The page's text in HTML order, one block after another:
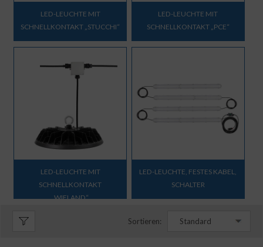
LED-LEUCHTE MIT
SCHNELLKONTAKT „STUCCHI“
LED-LEUCHTE MIT
SCHNELLKONTAKT „PCE“
LED-LEUCHTE MIT
SCHNELLKONTAKT
„WIELAND“
LED-LEUCHTE, FESTES KABEL,
SCHALTER
Sortieren: Standard